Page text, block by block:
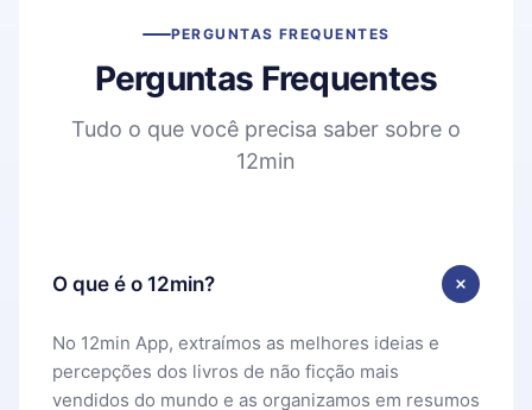
PERGUNTAS FREQUENTES
Perguntas Frequentes
Tudo o que você precisa saber sobre o
12min
O que é o 12min?
No 12min App, extraímos as melhores ideias e
percepções dos livros de não ficção mais
vendidos do mundo e as organizamos em resumos